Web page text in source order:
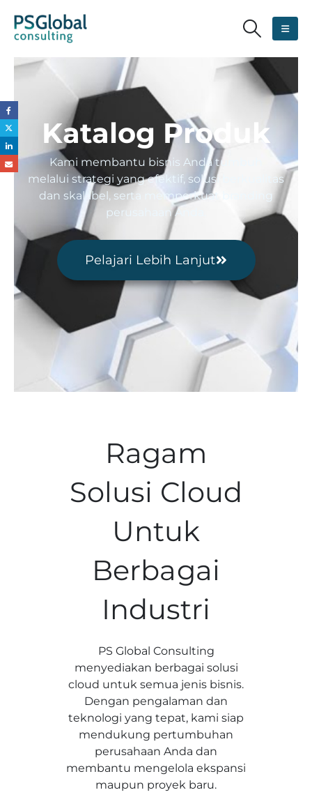
Katalog Produk
Kami membantu bisnis Anda tumbuh
melalui strategi yang efektif, solusi berkualitas
dan skalabel, serta memperkuat branding
perusahaan Anda.
Pelajari Lebih Lanjut
Ragam
Solusi Cloud
Untuk
Berbagai
Industri
PS Global Consulting
menyediakan berbagai solusi
cloud untuk semua jenis bisnis.
Dengan pengalaman dan
teknologi yang tepat, kami siap
mendukung pertumbuhan
perusahaan Anda dan
membantu mengelola ekspansi
maupun proyek baru.